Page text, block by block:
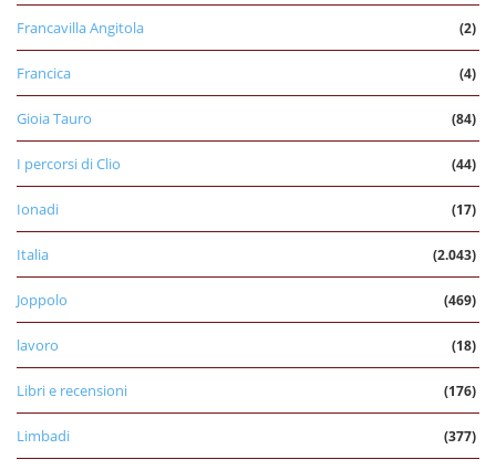
Francavilla Angitola (2)
Francica (4)
Gioia Tauro (84)
I percorsi di Clio (44)
Ionadi (17)
Italia (2.043)
Joppolo (469)
lavoro (18)
Libri e recensioni (176)
Limbadi (377)